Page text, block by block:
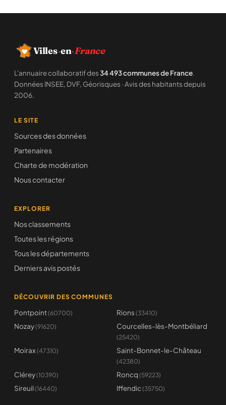
Villes·en·France
L'annuaire collaboratif des34 493 communes de France.
Données INSEE, DVF, Géorisques · Avis des habitants depuis
2006.
LE SITE
Sources des données
Partenaires
Charte de modération
Nous contacter
EXPLORER
Nos classements
Toutes les régions
Tous les départements
Derniers avis postés
DÉCOUVRIR DES COMMUNES
Pontpoint(60700) Rions (33410)
Nozay(91620) Courcelles-lès-Montbéliard
(25420)
Moirax (47310) Saint-Bonnet-le-Château
(42380)
Clérey(10390) Roncq (59223)
Sireuil (16440) Iffendic (35750)